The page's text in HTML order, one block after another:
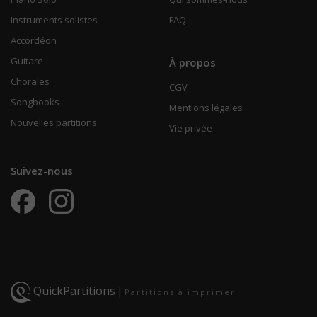
Instruments solistes
Accordéon
Guitare
Chorales
Songbooks
Nouvelles partitions
FAQ
À propos
CGV
Mentions légales
Vie privée
Suivez-nous
QuickPartitions | Partitions à imprimer